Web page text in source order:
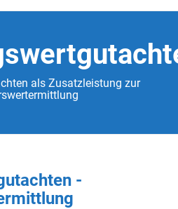
als Zusatzleistung zur
-